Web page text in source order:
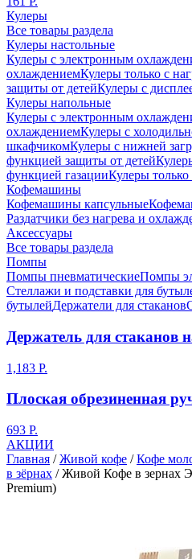
Кулеры
Все товары раздела
Кулеры настольные
Кулеры с электронным
охлаждениемКулеры только с
защиты от детейКулеры с
Кулеры напольные
Кулеры с электронным
охлаждениемКулеры с
шкафчикомКулеры с нижней
функцией защиты от детей
функцией газацииКулеры только
Кофемашины
Кофемашины капсульные
Раздатчики без нагрева и
Аксессуары
Все товары раздела
Помпы
Помпы пневматическиеПомпы
Стеллажи и подставки для
бутылейДержатели для стаканов
Держатель для стаканов
1,183 Р.
Плоская обрезиненная
693 Р.
АКЦИИ
Главная /Живой кофе /Кофе
в зёрнах /Живой Кофе в зернах
Premium)